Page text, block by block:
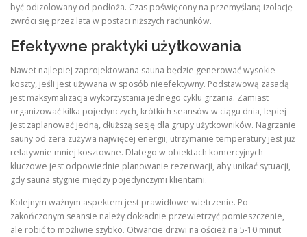
być odizolowany od podłoża. Czas poświęcony na przemyślaną izolację
zwróci się przez lata w postaci niższych rachunków.
Efektywne praktyki użytkowania
Nawet najlepiej zaprojektowana sauna będzie generować wysokie
koszty, jeśli jest używana w sposób nieefektywny. Podstawową zasadą
jest maksymalizacja wykorzystania jednego cyklu grzania. Zamiast
organizować kilka pojedynczych, krótkich seansów w ciągu dnia, lepiej
jest zaplanować jedną, dłuższą sesję dla grupy użytkowników. Nagrzanie
sauny od zera zużywa najwięcej energii; utrzymanie temperatury jest już
relatywnie mniej kosztowne. Dlatego w obiektach komercyjnych
kluczowe jest odpowiednie planowanie rezerwacji, aby unikać sytuacji,
gdy sauna stygnie między pojedynczymi klientami.
Kolejnym ważnym aspektem jest prawidłowe wietrzenie. Po
zakończonym seansie należy dokładnie przewietrzyć pomieszczenie,
ale robić to możliwie szybko. Otwarcie drzwi na oścież na 5-10 minut